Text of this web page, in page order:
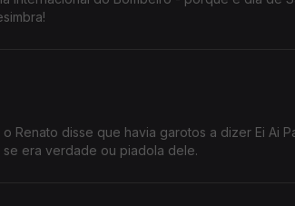
Renato disse que havia garotos a dizer Ei Ai
era verdade ou piadola dele.